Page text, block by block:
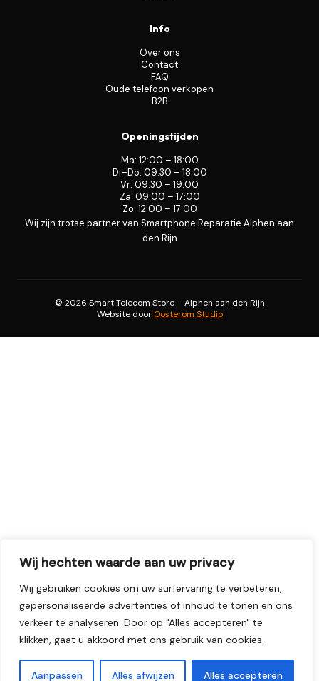
Wij hechten waarde aan uw privacy
Wij gebruiken cookies om uw surfervaring te verbeteren,
gepersonaliseerde advertenties of inhoud te tonen en ons
verkeer te analyseren. Door op "Alles accepteren" te
klikken, gaat u akkoord met ons gebruik van cookies.
Aanpassen Alles afwijzen Alles accepteren
Info
Over ons
Contact
FAQ
Oude telefoon verkopen
B2B
Openingstijden
Ma: 12:00 – 18:00
Di–Do: 09:30 – 18:00
Vr: 09:30 – 19:00
Za: 09:00 – 17:00
Zo: 12:00 – 17:00
Wij zijn trotse partner van Smartphone Reparatie Alphen aan
den Rijn
© 2026 Smart Telecom Store – Alphen aan den Rijn
Website door Oosterom Studio